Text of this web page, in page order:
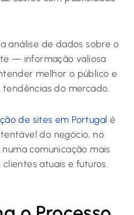
análise de dados sobre o
— informação valiosa
melhor o público e
do mercado.
de sites em Portugal é
do negócio, no
comunicação mais
atuais e futuros.